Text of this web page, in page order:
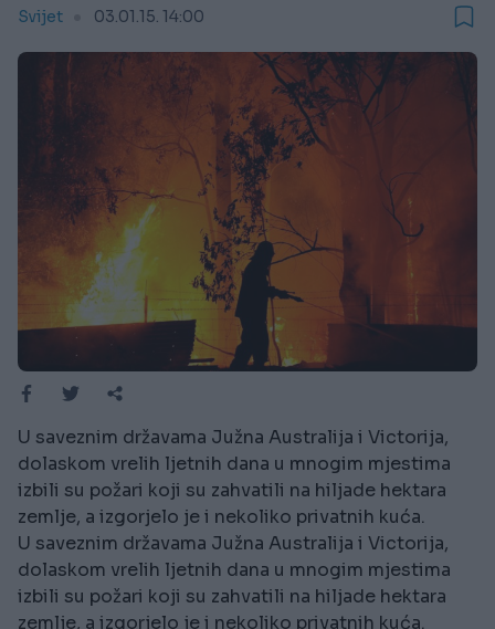
Svijet 03.01.15. 14:00
U saveznim državama Južna Australija i Victorija,
dolaskom vrelih ljetnih dana u mnogim mjestima
izbili su požari koji su zahvatili na hiljade hektara
zemlje, a izgorjelo je i nekoliko privatnih kuća.
U saveznim državama Južna Australija i Victorija,
dolaskom vrelih ljetnih dana u mnogim mjestima
izbili su požari koji su zahvatili na hiljade hektara
zemlje, a izgorjelo je i nekoliko privatnih kuća.